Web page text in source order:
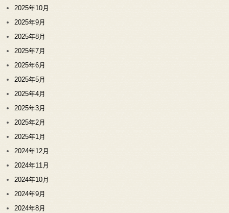
2025年10月
2025年9月
2025年8月
2025年7月
2025年6月
2025年5月
2025年4月
2025年3月
2025年2月
2025年1月
2024年12月
2024年11月
2024年10月
2024年9月
2024年8月